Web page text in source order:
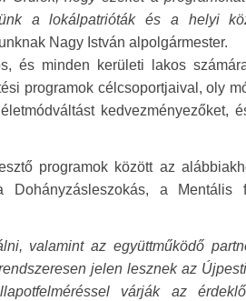
a lokálpatrióták és a helyi
Nagy István alpolgármester.
és minden kerületi lakos
programok célcsoportjaival, oly
kedvezményezőket,
programok között az
Dohányzásleszokás, a
valamint az együttműködő
jelen lesznek az
várják az